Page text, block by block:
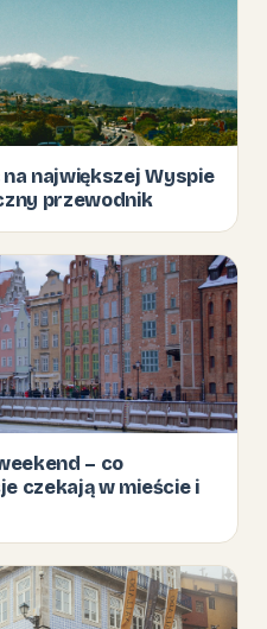
największej Wyspie
przewodnik
– co
czekają w mieście i